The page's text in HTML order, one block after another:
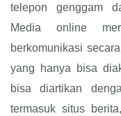
telepon genggam
Media online
berkomunikasi
yang hanya bisa
bisa diartikan
termasuk situs